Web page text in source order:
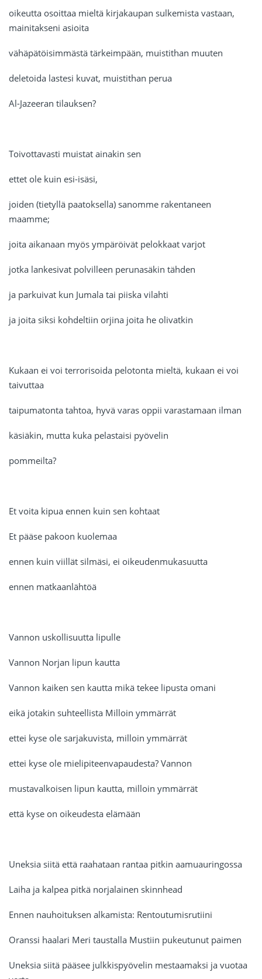
oikeutta osoittaa mieltä kirjakaupan sulkemista vastaan,
mainitakseni asioita
vähäpätöisimmästä tärkeimpään, muistithan muuten
deletoida lastesi kuvat, muistithan perua
Al-Jazeeran tilauksen?
Toivottavasti muistat ainakin sen
ettet ole kuin esi-isäsi,
joiden (tietyllä paatoksella) sanomme rakentaneen
maamme;
joita aikanaan myös ympäröivät pelokkaat varjot
jotka lankesivat polvilleen perunasäkin tähden
ja parkuivat kun Jumala tai piiska vilahti
ja joita siksi kohdeltiin orjina joita he olivatkin
Kukaan ei voi terrorisoida pelotonta mieltä, kukaan ei voi
taivuttaa
taipumatonta tahtoa, hyvä varas oppii varastamaan ilman
käsiäkin, mutta kuka pelastaisi pyövelin
pommeilta?
Et voita kipua ennen kuin sen kohtaat
Et pääse pakoon kuolemaa
ennen kuin viillät silmäsi, ei oikeudenmukasuutta
ennen matkaanlähtöä
Vannon uskollisuutta lipulle
Vannon Norjan lipun kautta
Vannon kaiken sen kautta mikä tekee lipusta omani
eikä jotakin suhteellista Milloin ymmärrät
ettei kyse ole sarjakuvista, milloin ymmärrät
ettei kyse ole mielipiteenvapaudesta? Vannon
mustavalkoisen lipun kautta, milloin ymmärrät
että kyse on oikeudesta elämään
Uneksia siitä että raahataan rantaa pitkin aamuauringossa
Laiha ja kalpea pitkä norjalainen skinnhead
Ennen nauhoituksen alkamista: Rentoutumisrutiini
Oranssi haalari Meri taustalla Mustiin pukeutunut paimen
Uneksia siitä pääsee julkkispyövelin mestaamaksi ja vuotaa